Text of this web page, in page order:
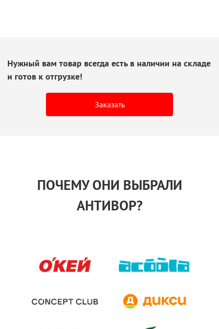
Нужный вам товар всегда есть в наличии на складе
и готов к отгрузке!
Заказать
ПОЧЕМУ ОНИ ВЫБРАЛИ
АНТИВОР?